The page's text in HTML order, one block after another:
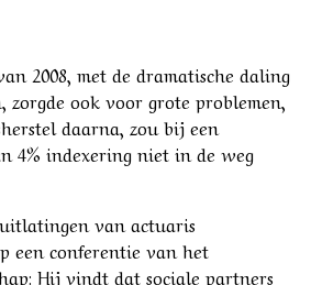
2008, met de dramatische daling
zorgde ook voor grote problemen,
daarna, zou bij een
4% indexering niet in de weg
van actuaris
een conferentie van het
Hij vindt dat sociale partners